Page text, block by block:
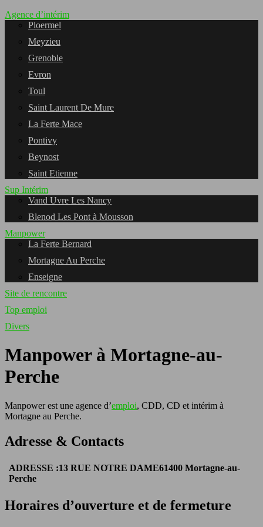
Agence d’intérim
Ploermel
Meyzieu
Grenoble
Evron
Toul
Saint Laurent De Mure
La Ferte Mace
Pontivy
Beynost
Saint Etienne
Sup Intérim
Vand Uvre Les Nancy
Blenod Les Pont à Mousson
Manpower
La Ferte Bernard
Mortagne Au Perche
Enseigne
Site de rencontre
Top emploi
Divers
Manpower à Mortagne-au-
Perche
Manpower est une agence d’emploi, CDD, CD et intérim à
Mortagne au Perche.
Adresse & Contacts
ADRESSE :13 RUE NOTRE DAME61400 Mortagne-au-
Perche
Horaires d’ouverture et de fermeture